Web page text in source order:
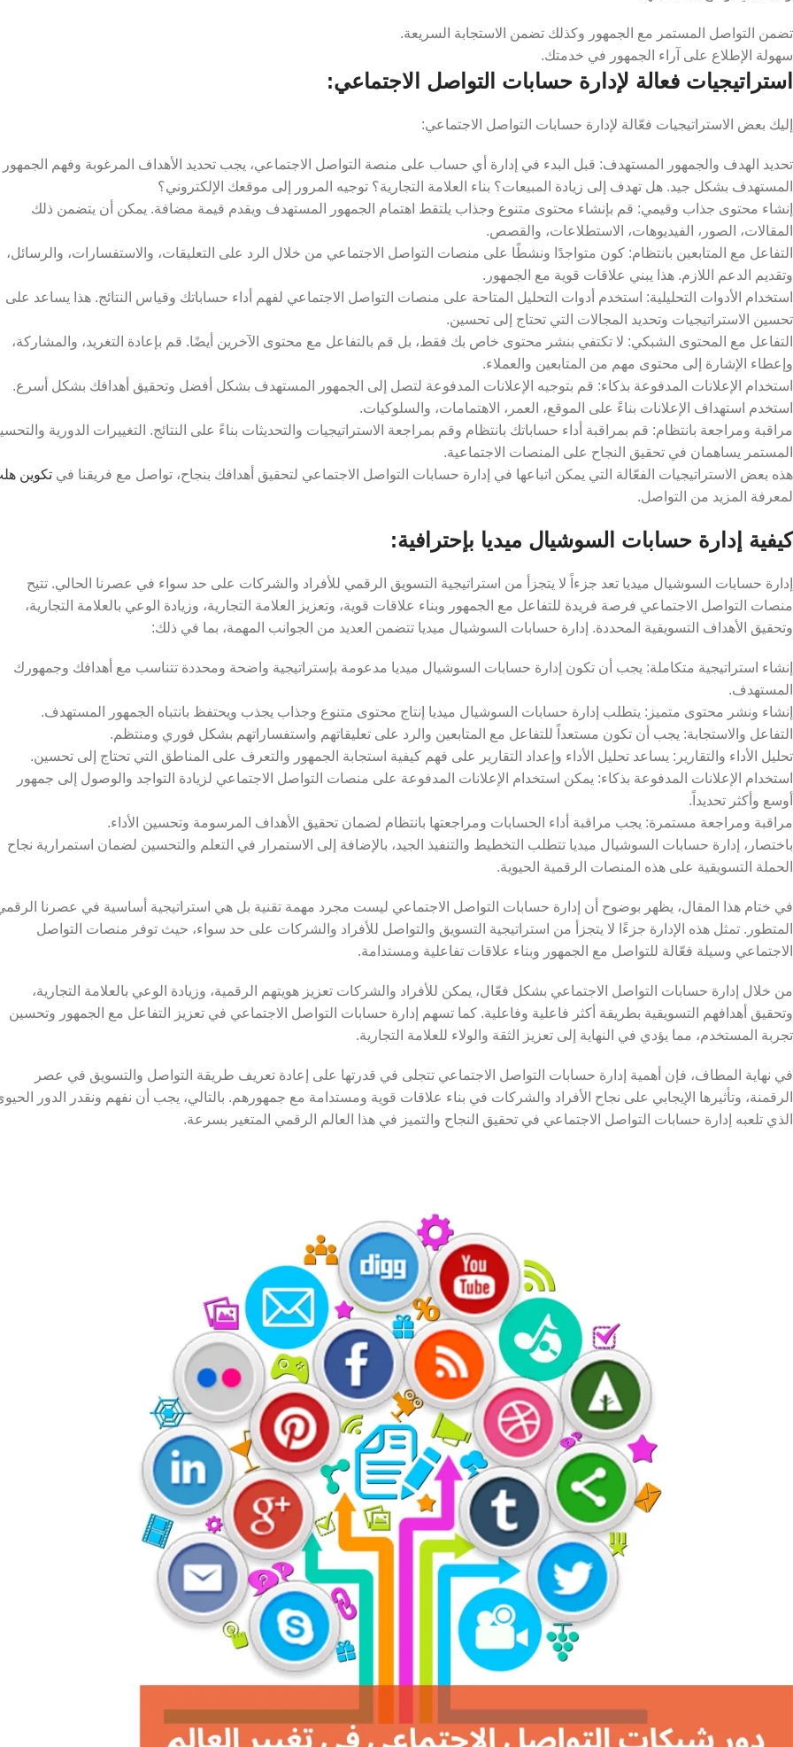
تضمن التواصل المستمر مع الجمهور وكذلك تضمن الاستجابة السريعة.
سهولة الإطلاع على آراء الجمهور في خدمتك.
استراتيجيات فعالة لإدارة حسابات التواصل الاجتماعي:
إليك بعض الاستراتيجيات فعّالة لإدارة حسابات التواصل الاجتماعي:
تحديد الهدف والجمهور المستهدف: قبل البدء في إدارة أي حساب على منصة التواصل الاجتماعي، يجب تحديد الأهداف المرغوبة وفهم الجمهور
المستهدف بشكل جيد. هل تهدف إلى زيادة المبيعات؟ بناء العلامة التجارية؟ توجيه المرور إلى موقعك الإلكتروني؟
إنشاء محتوى جذاب وقيمي: قم بإنشاء محتوى متنوع وجذاب يلتقط اهتمام الجمهور المستهدف ويقدم قيمة مضافة. يمكن أن يتضمن ذلك
المقالات، الصور، الفيديوهات، الاستطلاعات، والقصص.
التفاعل مع المتابعين بانتظام: كون متواجدًا ونشطًا على منصات التواصل الاجتماعي من خلال الرد على التعليقات، والاستفسارات، والرسائل،
وتقديم الدعم اللازم. هذا يبني علاقات قوية مع الجمهور.
استخدام الأدوات التحليلية: استخدم أدوات التحليل المتاحة على منصات التواصل الاجتماعي لفهم أداء حساباتك وقياس النتائج. هذا يساعد على
تحسين الاستراتيجيات وتحديد المجالات التي تحتاج إلى تحسين.
التفاعل مع المحتوى الشبكي: لا تكتفي بنشر محتوى خاص بك فقط، بل قم بالتفاعل مع محتوى الآخرين أيضًا. قم بإعادة التغريد، والمشاركة،
وإعطاء الإشارة إلى محتوى مهم من المتابعين والعملاء.
استخدام الإعلانات المدفوعة بذكاء: قم بتوجيه الإعلانات المدفوعة لتصل إلى الجمهور المستهدف بشكل أفضل وتحقيق أهدافك بشكل أسرع.
استخدم استهداف الإعلانات بناءً على الموقع، العمر، الاهتمامات، والسلوكيات.
مراقبة ومراجعة بانتظام: قم بمراقبة أداء حساباتك بانتظام وقم بمراجعة الاستراتيجيات والتحديثات بناءً على النتائج. التغييرات الدورية
المستمر يساهمان في تحقيق النجاح على المنصات الاجتماعية.
هذه بعض الاستراتيجيات الفعّالة التي يمكن اتباعها في إدارة حسابات التواصل الاجتماعي لتحقيق أهدافك بنجاح، تواصل مع فريقنا في تكوين
لمعرفة المزيد من التواصل.
كيفية إدارة حسابات السوشيال ميديا بإحترافية:
إدارة حسابات السوشيال ميديا تعد جزءاً لا يتجزأ من استراتيجية التسويق الرقمي للأفراد والشركات على حد سواء في عصرنا الحالي. تتيح
منصات التواصل الاجتماعي فرصة فريدة للتفاعل مع الجمهور وبناء علاقات قوية، وتعزيز العلامة التجارية، وزيادة الوعي بالعلامة التجارية،
وتحقيق الأهداف التسويقية المحددة. إدارة حسابات السوشيال ميديا تتضمن العديد من الجوانب المهمة، بما في ذلك:
إنشاء استراتيجية متكاملة: يجب أن تكون إدارة حسابات السوشيال ميديا مدعومة بإستراتيجية واضحة ومحددة تتناسب مع أهدافك وجمهورك
المستهدف.
إنشاء ونشر محتوى متميز: يتطلب إدارة حسابات السوشيال ميديا إنتاج محتوى متنوع وجذاب يجذب ويحتفظ بانتباه الجمهور المستهدف.
التفاعل والاستجابة: يجب أن تكون مستعداً للتفاعل مع المتابعين والرد على تعليقاتهم واستفساراتهم بشكل فوري ومنتظم.
تحليل الأداء والتقارير: يساعد تحليل الأداء وإعداد التقارير على فهم كيفية استجابة الجمهور والتعرف على المناطق التي تحتاج إلى تحسين.
استخدام الإعلانات المدفوعة بذكاء: يمكن استخدام الإعلانات المدفوعة على منصات التواصل الاجتماعي لزيادة التواجد والوصول إلى جمهور
أوسع وأكثر تحديداً.
مراقبة ومراجعة مستمرة: يجب مراقبة أداء الحسابات ومراجعتها بانتظام لضمان تحقيق الأهداف المرسومة وتحسين الأداء.
باختصار، إدارة حسابات السوشيال ميديا تتطلب التخطيط والتنفيذ الجيد، بالإضافة إلى الاستمرار في التعلم والتحسين لضمان استمرارية نجاح
الحملة التسويقية على هذه المنصات الرقمية الحيوية.
في ختام هذا المقال، يظهر بوضوح أن إدارة حسابات التواصل الاجتماعي ليست مجرد مهمة تقنية بل هي استراتيجية أساسية في عصرنا
المتطور. تمثل هذه الإدارة جزءًا لا يتجزأ من استراتيجية التسويق والتواصل للأفراد والشركات على حد سواء، حيث توفر منصات التواصل
الاجتماعي وسيلة فعّالة للتواصل مع الجمهور وبناء علاقات تفاعلية ومستدامة.
من خلال إدارة حسابات التواصل الاجتماعي بشكل فعّال، يمكن للأفراد والشركات تعزيز هويتهم الرقمية، وزيادة الوعي بالعلامة التجارية،
وتحقيق أهدافهم التسويقية بطريقة أكثر فاعلية وفاعلية. كما تسهم إدارة حسابات التواصل الاجتماعي في تعزيز التفاعل مع الجمهور وتحسين
تجربة المستخدم، مما يؤدي في النهاية إلى تعزيز الثقة والولاء للعلامة التجارية.
في نهاية المطاف، فإن أهمية إدارة حسابات التواصل الاجتماعي تتجلى في قدرتها على إعادة تعريف طريقة التواصل والتسويق في عصر
الرقمنة، وتأثيرها الإيجابي على نجاح الأفراد والشركات في بناء علاقات قوية ومستدامة مع جمهورهم. بالتالي، يجب أن نفهم ونقدر الدور
الذي تلعبه إدارة حسابات التواصل الاجتماعي في تحقيق النجاح والتميز في هذا العالم الرقمي المتغير بسرعة.